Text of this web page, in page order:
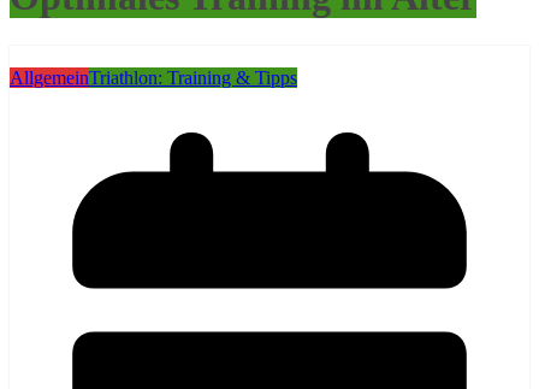
AllgemeinTriathlon: Training & Tipps